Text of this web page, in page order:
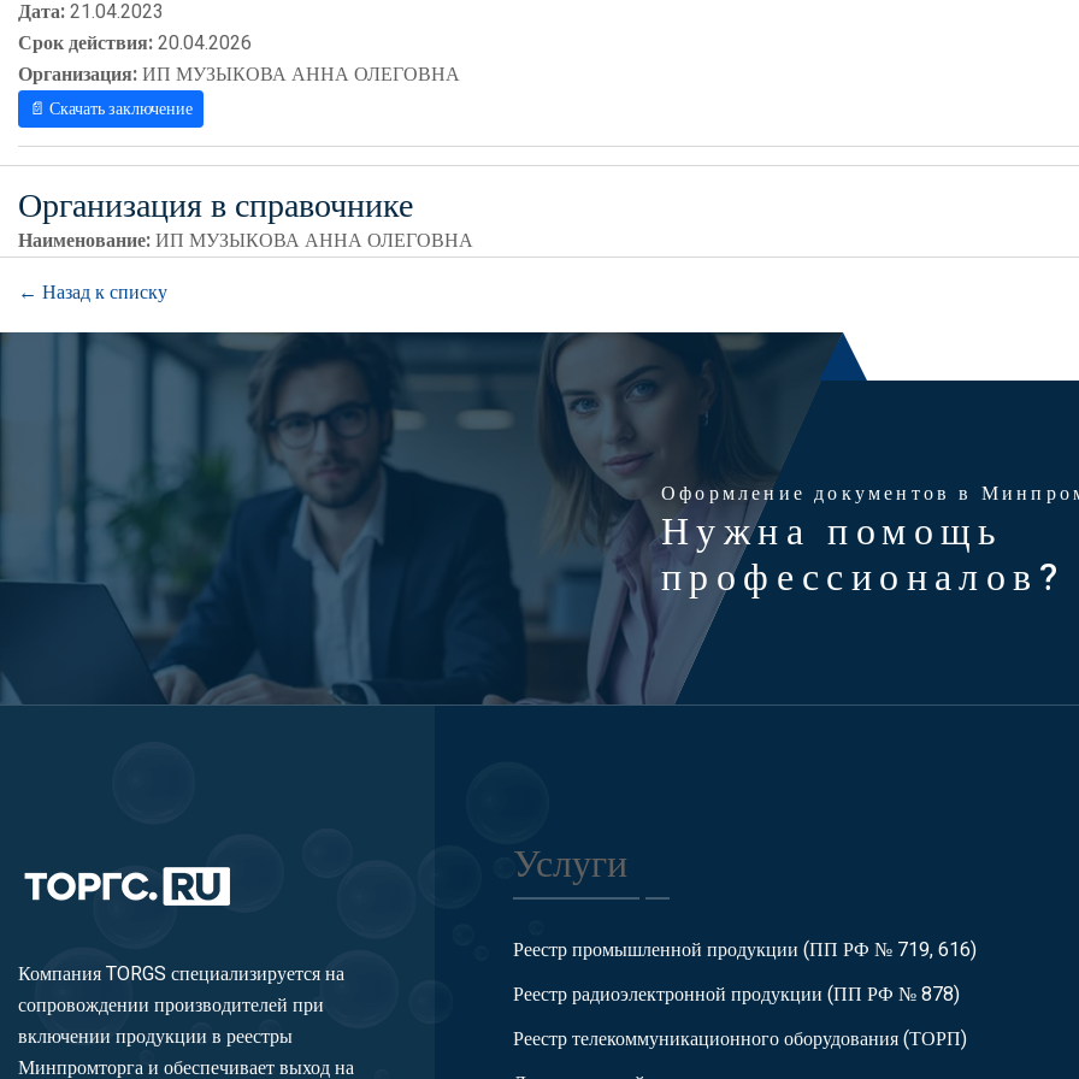
Дата:21.04.2023
Срок действия:20.04.2026
Организация:ИП МУЗЫКОВА АННА ОЛЕГОВНА
📄 Скачать заключение
Организация в справочнике
Наименование:ИП МУЗЫКОВА АННА ОЛЕГОВНА
← Назад к списку
Оформление документов в
Нужна помощь
профессионалов?
Компания TORGS специализируется на
сопровождении производителей при
включении продукции в реестры
Минпромторга и обеспечивает выход на
Услуги
Реестр промышленной продукции (ПП РФ № 719, 616)
Реестр радиоэлектронной продукции (ПП РФ № 878)
Реестр телекоммуникационного оборудования (ТОРП)